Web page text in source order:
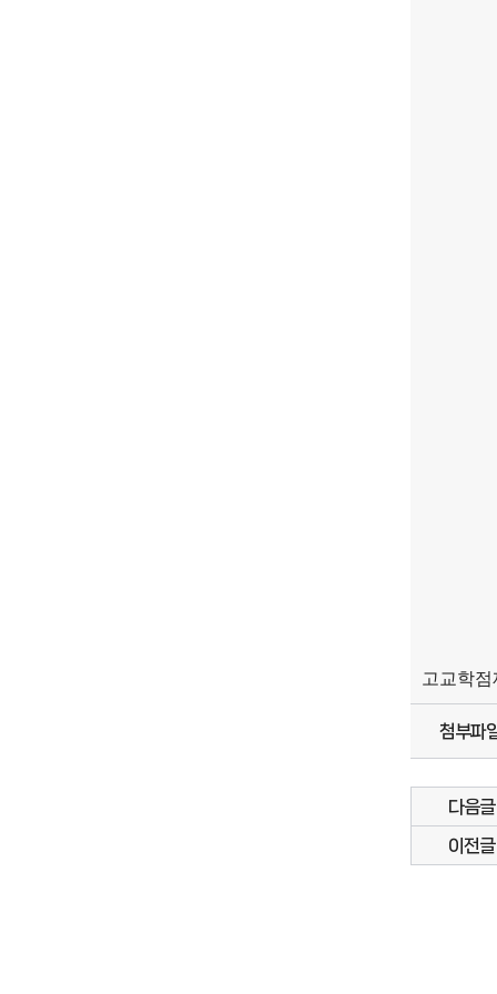
고교학
첨부파
다음글
이전글